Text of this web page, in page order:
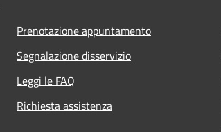
Prenotazione appuntamento
Segnalazione disservizio
Leggi le FAQ
Richiesta assistenza